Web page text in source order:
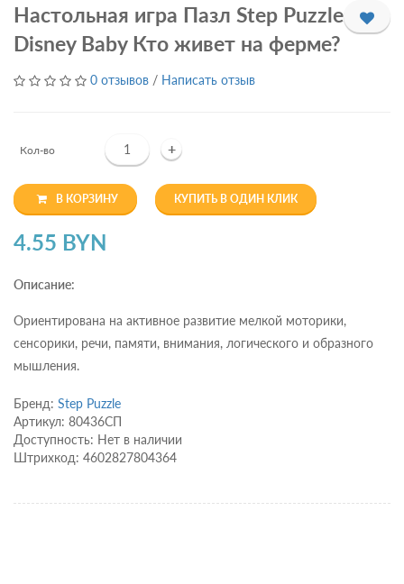
Настольная игра Пазл Step Puzzle
Disney Baby Кто живет на ферме?
0 отзывов / Написать отзыв
Кол-во +
В КОРЗИНУ КУПИТЬ В ОДИН КЛИК
4.55 BYN
Описание:
Ориентирована на активное развитие мелкой моторики,
сенсорики, речи, памяти, внимания, логического и образного
мышления.
Бренд: Step Puzzle
Артикул: 80436СП
Доступность: Нет в наличии
Штрихкод: 4602827804364